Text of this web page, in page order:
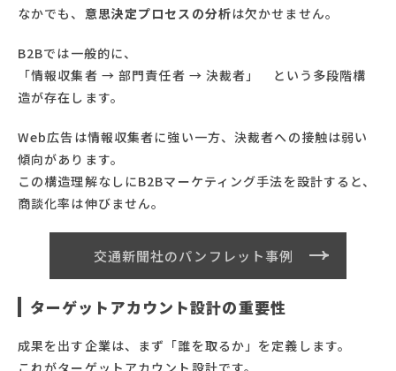
なかでも、 意思決定プロセスの分析は欠かせません。
B2Bでは一般的に、
「情報収集者 → 部門責任者 → 決裁者」 という多段階構
造が存在します。
Web広告は情報収集者に強い一方、決裁者への接触は弱い
傾向があります。
この構造理解なしにB2Bマーケティング手法を設計すると、
商談化率は伸びません。
交通新聞社のパンフレット事例
ターゲットアカウント設計の重要性
成果を出す企業は、まず「誰を取るか」を定義します。
これがターゲットアカウント設計です。